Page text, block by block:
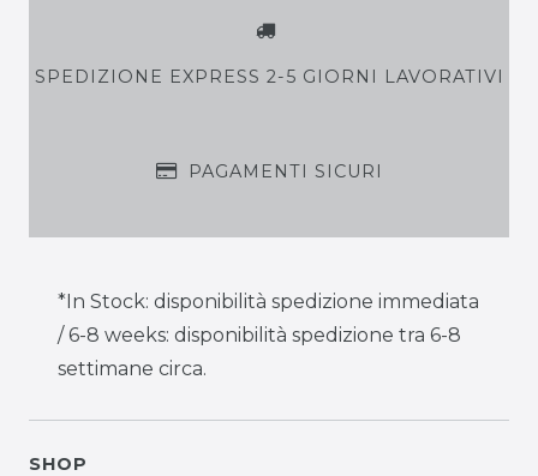
SPEDIZIONE EXPRESS 2-5 GIORNI LAVORATIVI
PAGAMENTI SICURI
*In Stock: disponibilità spedizione immediata
/ 6-8 weeks: disponibilità spedizione tra 6-8
settimane circa.
SHOP